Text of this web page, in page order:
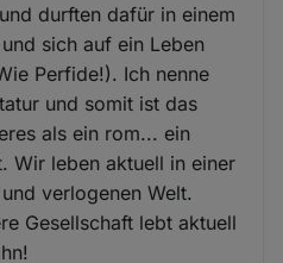
durften dafür in einem
sich auf ein Leben
Perfide!). Ich nenne
und somit ist das
als ein rom... ein
Wir leben aktuell in einer
verlogenen Welt.
Gesellschaft lebt aktuell